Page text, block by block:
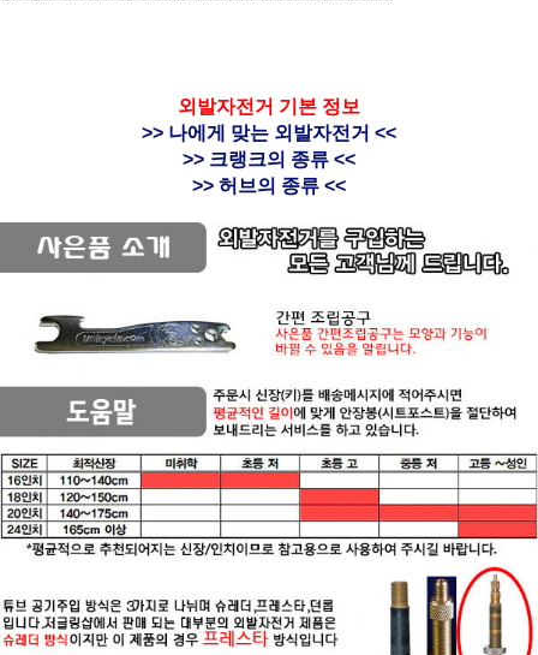
외발자전거 기본 정보
>> 나에게 맞는 외발자전거 <<
>> 크랭크의 종류 <<
>> 허브의 종류 <<